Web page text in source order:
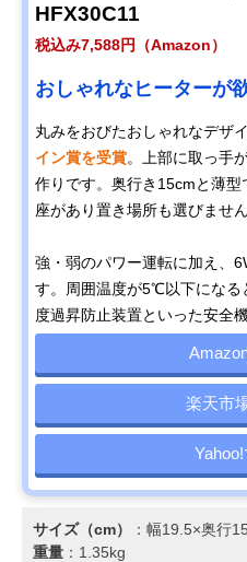
HFX30C11
税込み7,588円（Amazon）
おしゃれなヒーターが
丸みをおびたおしゃれなデザイ
イン賞を受賞。上部に取っ手
作りです。奥行き15cmと薄
座があり置き場所も選びません
強・弱のパワー運転に加え、
す。周囲温度が5℃以下になる
度過昇防止装置といった安全
楽天市
サイズ（cm）
：幅19.5×奥行
重量 ：1.35kg